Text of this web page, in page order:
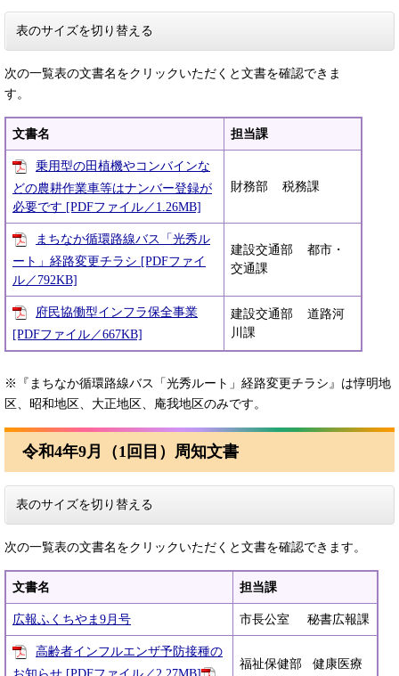
表のサイズを切り替える
次の一覧表の文書名をクリックいただくと文書を確認できま
す。
文書名 担当課
乗用型の田植機やコンバインな
どの農耕作業車等はナンバー登録が
必要です [PDFファイル／1.26MB]
財務部 税務課
まちなか循環路線バス「光秀ル
ート」経路変更チラシ [PDFファイ
ル／792KB]
建設交通部 都市・
交通課
府民協働型インフラ保全事業
[PDFファイル／667KB]
建設交通部 道路河
川課
※『まちなか循環路線バス「光秀ルート」経路変更チラシ』は惇明地
区、昭和地区、大正地区、庵我地区のみです。​​
​令和4年9月（1回目）周知文書
表のサイズを切り替える
次の一覧表の文書名をクリックいただくと文書を確認できます。
文書名 担当課
広報ふくちやま9月号 市長公室 秘書広報課
高齢者インフルエンザ予防接種の
福祉保健部 健康医療